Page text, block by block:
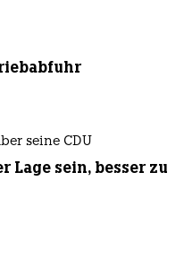
seine CDU
Lage sein, besser zu